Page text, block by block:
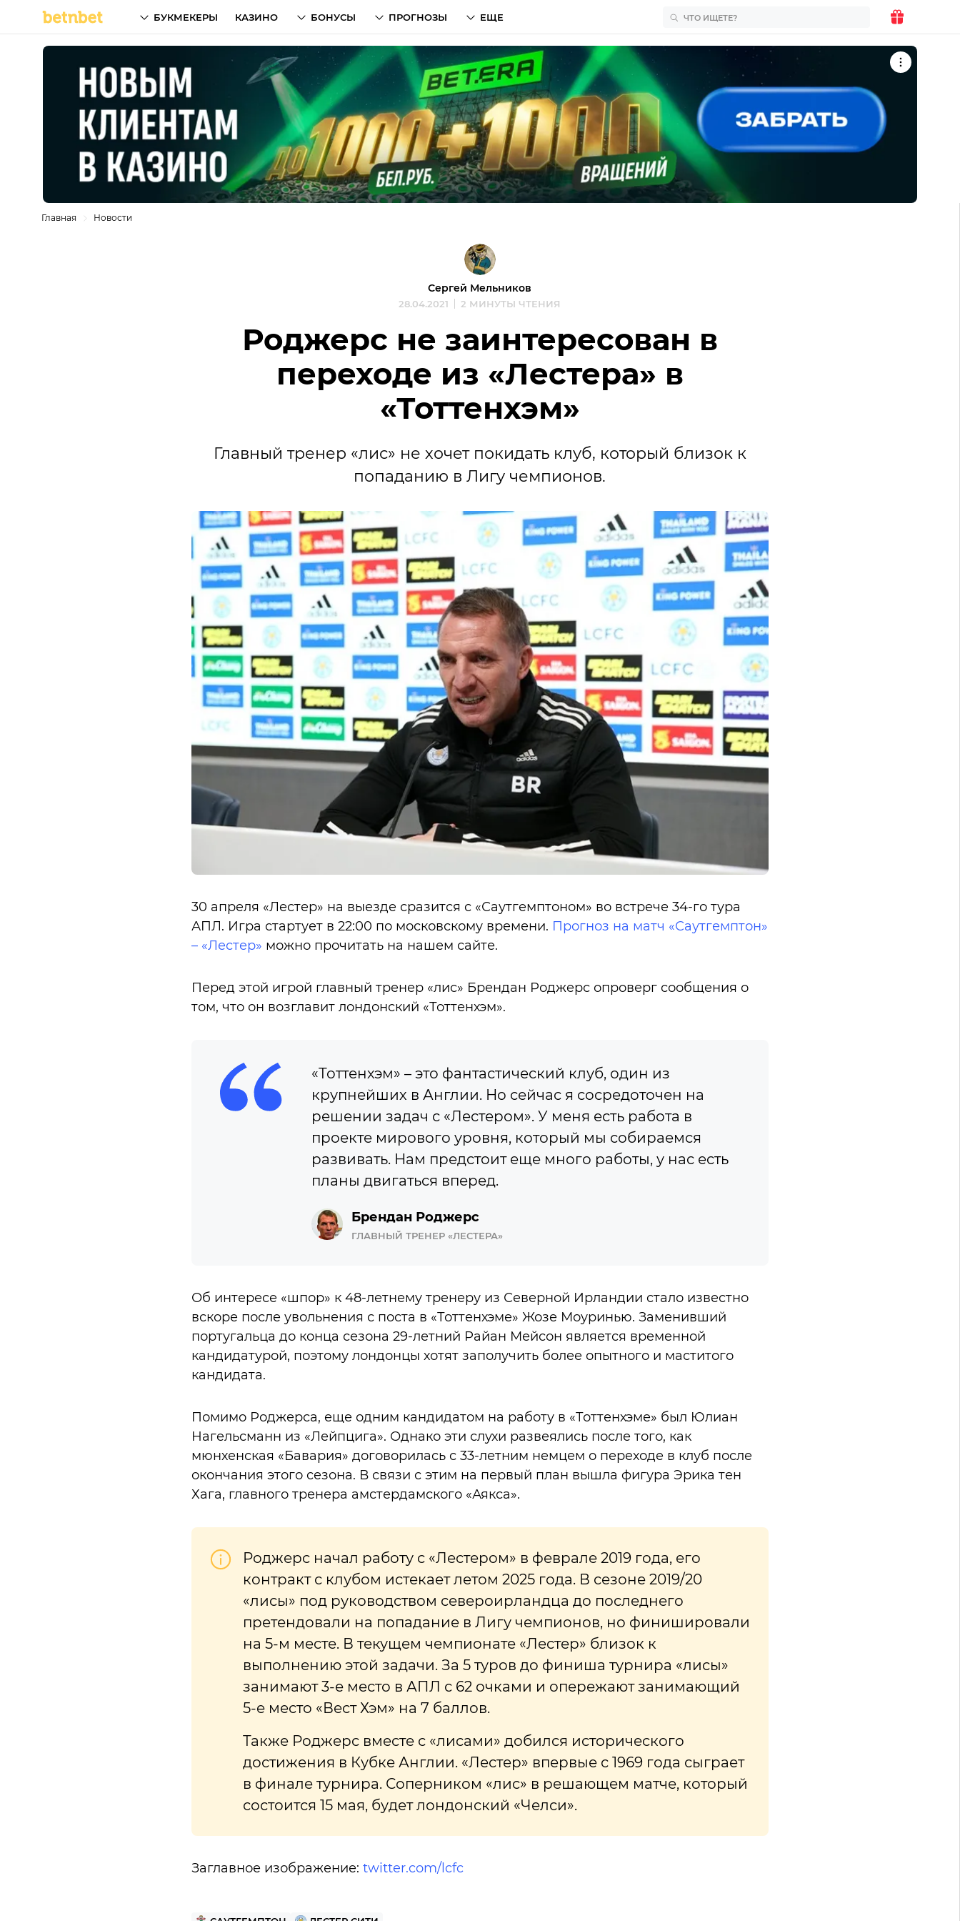
БУКМЕКЕРЫ КАЗИНО БОНУСЫ ПРОГНОЗЫ ЕЩЕ
Главная Новости
Сергей Мельников
28.04.2021 2 МИНУТЫ ЧТЕНИЯ
Роджерс не заинтересован в
переходе из «Лестера» в
«Тоттенхэм»
Главный тренер «лис» не хочет покидать клуб, который близок к
попаданию в Лигу чемпионов.
30 апреля «Лестер» на выезде сразится с «Саутгемптоном» во встрече 34-го тура
АПЛ. Игра стартует в 22:00 по московскому времени. Прогноз на матч «Саутгемптон»
– «Лестер» можно прочитать на нашем сайте.
Перед этой игрой главный тренер «лис» Брендан Роджерс опроверг сообщения о
том, что он возглавит лондонский «Тоттенхэм».
«Тоттенхэм» – это фантастический клуб, один из
крупнейших в Англии. Но сейчас я сосредоточен на
решении задач с «Лестером». У меня есть работа в
проекте мирового уровня, который мы собираемся
развивать. Нам предстоит еще много работы, у нас есть
планы двигаться вперед.
Брендан Роджерс
ГЛАВНЫЙ ТРЕНЕР «ЛЕСТЕРА»
Об интересе «шпор» к 48-летнему тренеру из Северной Ирландии стало известно
вскоре после увольнения с поста в «Тоттенхэме» Жозе Моуринью. Заменивший
португальца до конца сезона 29-летний Райан Мейсон является временной
кандидатурой, поэтому лондонцы хотят заполучить более опытного и маститого
кандидата.
Помимо Роджерса, еще одним кандидатом на работу в «Тоттенхэме» был Юлиан
Нагельсманн из «Лейпцига». Однако эти слухи развеялись после того, как
мюнхенская «Бавария» договорилась с 33-летним немцем о переходе в клуб после
окончания этого сезона. В связи с этим на первый план вышла фигура Эрика тен
Хага, главного тренера амстердамского «Аякса».
Роджерс начал работу с «Лестером» в феврале 2019 года, его
контракт с клубом истекает летом 2025 года. В сезоне 2019/20
«лисы» под руководством североирландца до последнего
претендовали на попадание в Лигу чемпионов, но финишировали
на 5-м месте. В текущем чемпионате «Лестер» близок к
выполнению этой задачи. За 5 туров до финиша турнира «лисы»
занимают 3-е место в АПЛ с 62 очками и опережают занимающий
5-е место «Вест Хэм» на 7 баллов.
Также Роджерс вместе с «лисами» добился исторического
достижения в Кубке Англии. «Лестер» впервые с 1969 года сыграет
в финале турнира. Соперником «лис» в решающем матче, который
состоится 15 мая, будет лондонский «Челси».
Заглавное изображение: twitter.com/lcfc